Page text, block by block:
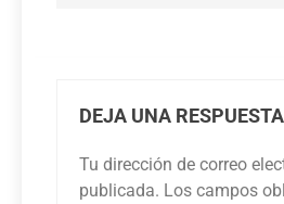
DEJA UNA RESPUESTA
Tu dirección de correo
publicada. Los campos